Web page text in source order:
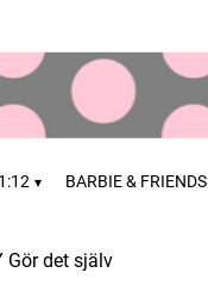
BARBIE & FRIENDS
Gör det själv